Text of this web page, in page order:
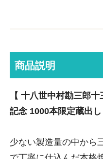
商品説明
【 十八世中村勘三郎
記念 1000本限定蔵出し
少ない製造量の中から